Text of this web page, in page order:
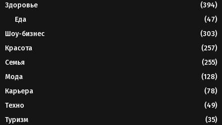
Здоровье
(394)
Еда
(47)
Шоу-бизнес
(303)
Красота
(257)
Семья
(255)
Мода
(128)
Карьера
(78)
Техно
(49)
Туризм
(35)